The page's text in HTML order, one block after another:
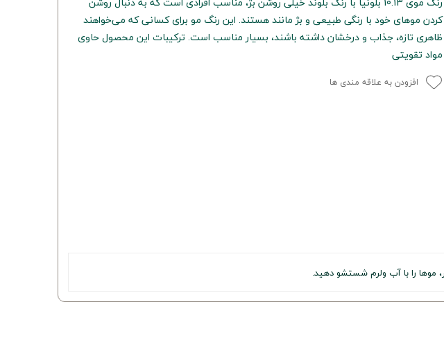
کردن موهای خود با رنگی طبیعی و بژ مانند هستند. این رنگ مو برای کسانی که می‌خواهند
ظاهری تازه، جذاب و درخشان داشته باشند، بسیار مناسب است. ترکیبات این محصول حاوی
مواد تقویتی
افزودن به علاقه مندی ها